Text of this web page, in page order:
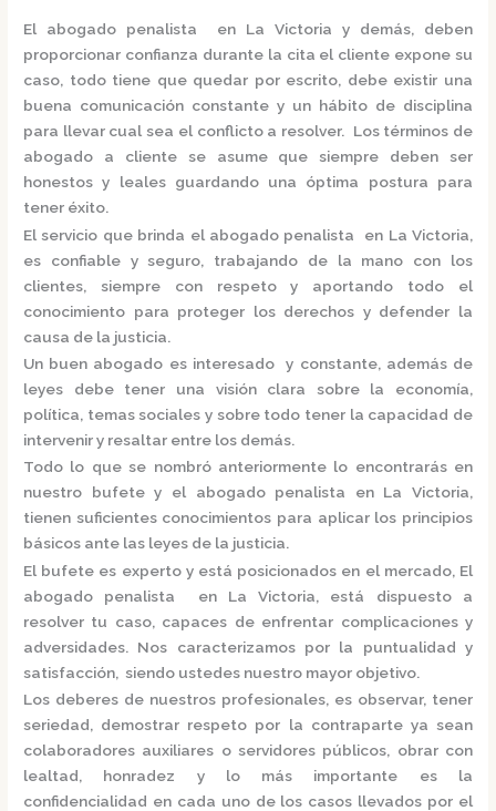
El abogado penalista en La Victoria y demás, deben
proporcionar confianza durante la cita el cliente expone su
caso, todo tiene que quedar por escrito, debe existir una
buena comunicación constante y un hábito de disciplina
para llevar cual sea el conflicto a resolver. Los términos de
abogado a cliente se asume que siempre deben ser
honestos y leales guardando una óptima postura para
tener éxito.
El servicio que brinda el abogado penalista en La Victoria,
es confiable y seguro, trabajando de la mano con los
clientes, siempre con respeto y aportando todo el
conocimiento para proteger los derechos y defender la
causa de la justicia.
Un buen abogado es interesado y constante, además de
leyes debe tener una visión clara sobre la economía,
política, temas sociales y sobre todo tener la capacidad de
intervenir y resaltar entre los demás.
Todo lo que se nombró anteriormente lo encontrarás en
nuestro bufete y el abogado penalista en La Victoria,
tienen suficientes conocimientos para aplicar los principios
básicos ante las leyes de la justicia.
El bufete es experto y está posicionados en el mercado, El
abogado penalista en La Victoria, está
dispuesto a
resolver tu caso, capaces de enfrentar complicaciones y
adversidades. Nos caracterizamos por la puntualidad y
satisfacción, siendo ustedes nuestro mayor objetivo.
Los deberes de nuestros profesionales, es observar, tener
seriedad, demostrar respeto por la contraparte ya sean
colaboradores auxiliares o servidores públicos, obrar con
lealtad, honradez y lo más importante es la
confidencialidad en cada uno de los casos llevados por el